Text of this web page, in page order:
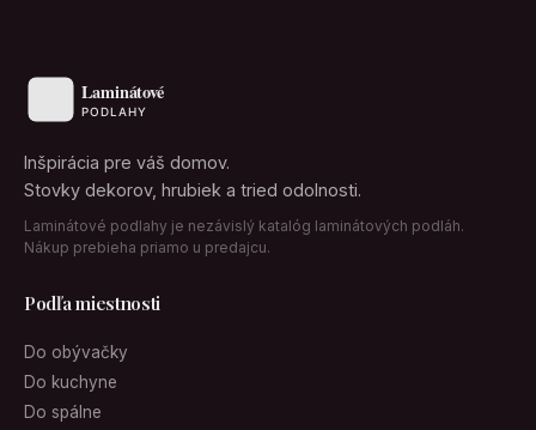
Inšpirácia pre váš domov.
Stovky dekorov, hrubiek a tried odolnosti.
Laminátové podlahy je nezávislý katalóg laminátových podláh.
Nákup prebieha priamo u predajcu.
Podľa miestnosti
Do obývačky
Do kuchyne
Do spálne